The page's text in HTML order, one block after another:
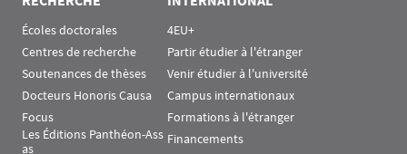
Écoles doctorales
Centres de recherche
Soutenances de thèses
Docteurs Honoris Causa
Focus
Les Éditions Panthéon-Ass
as
4EU+
Partir étudier à l'étranger
Venir étudier à l'université
Campus internationaux
Formations à l'étranger
Financements